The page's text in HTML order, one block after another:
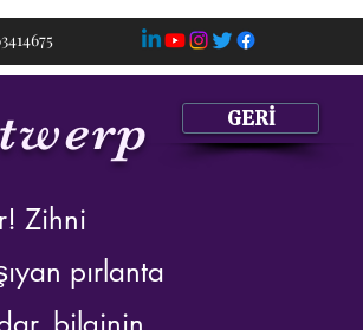
GERİ
Zihni
pırlanta